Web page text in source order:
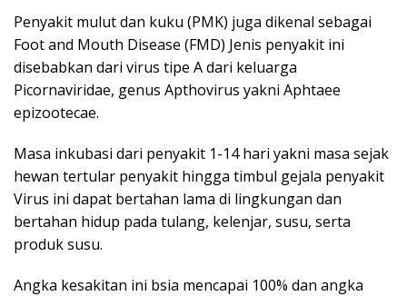
Penyakit mulut dan kuku (PMK) juga dikenal sebagai
Foot and Mouth Disease (FMD) Jenis penyakit ini
disebabkan dari virus tipe A dari keluarga
Picornaviridae, genus Apthovirus yakni Aphtaee
epizootecae.
Masa inkubasi dari penyakit 1-14 hari yakni masa sejak
hewan tertular penyakit hingga timbul gejala penyakit
Virus ini dapat bertahan lama di lingkungan dan
bertahan hidup pada tulang, kelenjar, susu, serta
produk susu.
Angka kesakitan ini bsia mencapai 100% dan angka